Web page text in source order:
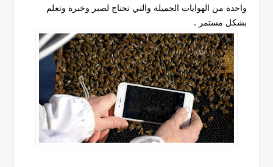
واحدة من الهوايات الجميلة والتي تحتاج لصبر وخبرة وتعلم
بشكل مستمر .